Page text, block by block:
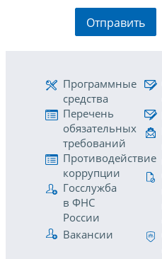
Отправить
Программные
средства
Перечень
обязательных
требований
Противодействие
коррупции
Госслужба
в ФНС
России
Вакансии